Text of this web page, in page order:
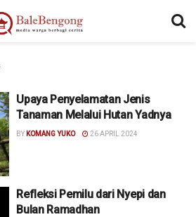
Upaya Penyelamatan Jenis
Tanaman Melalui Hutan Yadnya
BY KOMANG YUKO 26 APRIL 2024
Refleksi Pemilu dari Nyepi dan
Bulan Ramadhan